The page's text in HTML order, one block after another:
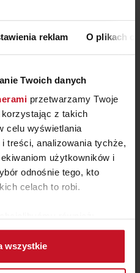
reklam O plikach
Twoich danych
przetwarzamy Twoje
z takich
celu wyświetlania
treści, analizowania tychże,
użytkowników i
odnośnie tego, kto
celach to robi.
Twojej lokalizacji
nawet do kilku metrów
aktywnie
wszystkie
W SALONIE